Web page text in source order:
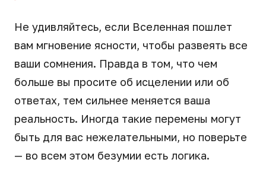
Не удивляйтесь, если Вселенная пошлет
вам мгновение ясности, чтобы развеять все
ваши сомнения. Правда в том, что чем
больше вы просите об исцелении или об
ответах, тем сильнее меняется ваша
реальность. Иногда такие перемены могут
быть для вас нежелательными, но поверьте
— во всем этом безумии есть логика.